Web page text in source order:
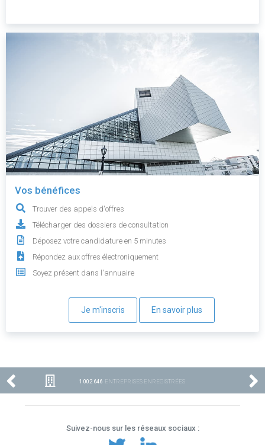
Vos bénéfices
Trouver des appels d'offres
Télécharger des dossiers de consultation
Déposez votre candidature en 5 minutes
Répondez aux offres électroniquement
Soyez présent dans l'annuaire
Je m'inscris En savoir plus
1 002 646 ENTREPRISES ENREGISTRÉES
Suivez-nous sur les réseaux sociaux :